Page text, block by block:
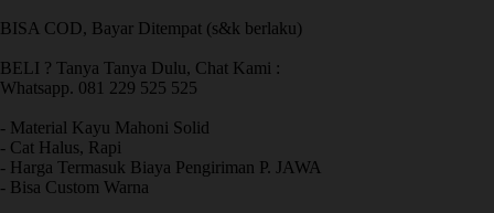
BISA COD, Bayar Ditempat (s&k berlaku)
BELI ? Tanya Tanya Dulu, Chat Kami :
Whatsapp. 081 229 525 525
- Material Kayu Mahoni Solid
- Cat Halus, Rapi
- Harga Termasuk Biaya Pengiriman P. JAWA
- Bisa Custom Warna